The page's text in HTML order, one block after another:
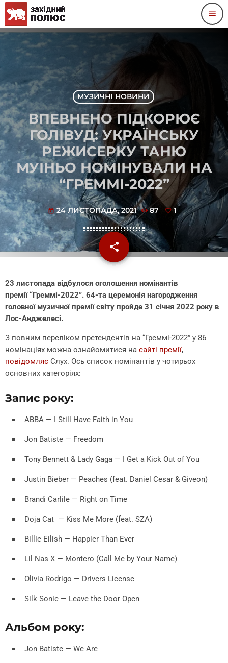
menu
МУЗИЧНІ НОВИНИ
ВПЕВНЕНО ПІДКОРЮЄ
ГОЛІВУД: УКРАЇНСЬКУ
РЕЖИСЕРКУ ТАНЮ
МУІНЬО НОМІНУВАЛИ НА
“ГРЕММІ-2022”
today 24 ЛИСТОПАДА, 2021 87 1
share
email
23 листопада відбулося оголошення номінантів
премії “Греммі-2022”. 64-та церемонія нагородження
головної музичної премії світу пройде 31 січня 2022 року в
Лос-Анджелесі.
З повним переліком претендентів на “Греммі-2022” у 86
номінаціях можна ознайомитися на сайті премії,
повідомляє Слух. Ось список номінантів у чотирьох
основних категоріях:
Запис року:
ABBA — I Still Have Faith in You
Jon Batiste — Freedom
Tony Bennett & Lady Gaga — I Get a Kick Out of You
Justin Bieber — Peaches (feat. Daniel Cesar & Giveon)
Brandi Carlile — Right on Time
Doja Cat — Kiss Me More (feat. SZA)
Billie Eilish — Happier Than Ever
Lil Nas X — Montero (Call Me by Your Name)
Olivia Rodrigo — Drivers License
Silk Sonic — Leave the Door Open
Альбом року:
Jon Batiste — We Are